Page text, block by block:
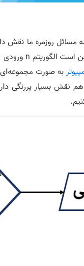
مسائل روزمره ما نقش
به صورت مجموعه‌ای
نقش بسیار پررنگی